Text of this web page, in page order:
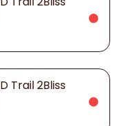
Trail 2Bliss